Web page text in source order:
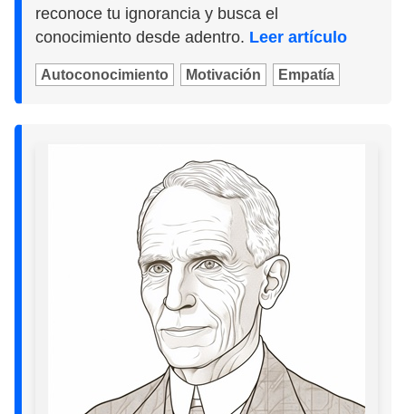
reconoce tu ignorancia y busca el
conocimiento desde adentro. Leer artículo
Autoconocimiento Motivación Empatía